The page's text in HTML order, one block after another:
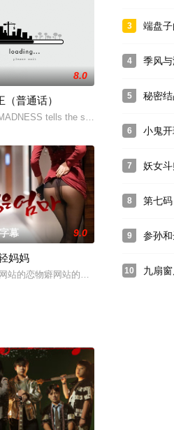
片段！！\r茶餐廳，一
、文森特·拉科斯特([希
8.0
普通话）
tells the story of Russell, an
她，竟趁着老公出差时带
景，中西结合的一部《玉蒲团》的鼻祖电
被一舞女失手杀死。舞厅的老板把尸体
幕 9.0
妈妈
站的恋物癖网站的老板。最近新拍摄的
3 端盘
4 季风
5 秘密
6 小鬼
7 妖女
8 第七码
9 参孙
10 九扇